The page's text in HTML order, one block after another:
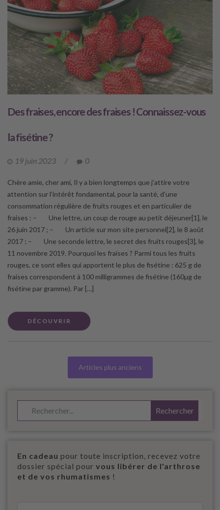
Des fraises, encore des fraises ! Connaissez-vous
la fisétine ?
19 juin 2023 / 0
Chère amie, cher ami, Il y a bien longtemps que j’attire votre
attention sur l’intérêt fondamental, pour la santé, d’une
consommation régulière de fruits rouges et en particulier de
fraises : – Une lettre, un coup de rouge au petit déjeuner[1], le
26 juin 2017 ; – Un article sur mon site personnel[2], le 8 août
2017 ; – Une seconde lettre, le secret des fruits rouges[3], le
11 novembre 2019. Pourquoi les fraises ? Parmi tous les fruits
rouges, ce sont elles qui apportent le plus de fisétine : 625 g de
fraises correspondent à 100 milligrammes de fisétine (160µg de
fisétine par gramme). Par […]
DÉCOUVRIR
Articles plus anciens
En cadeau pour toute inscription, recevez votre
dossier spécial pour vous libérer de l'arthrose
et de vos rhumatismes !